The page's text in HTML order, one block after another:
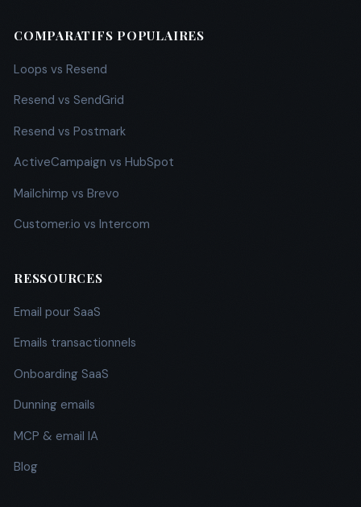
COMPARATIFS POPULAIRES
Loops vs Resend
Resend vs SendGrid
Resend vs Postmark
ActiveCampaign vs HubSpot
Mailchimp vs Brevo
Customer.io vs Intercom
RESSOURCES
Email pour SaaS
Emails transactionnels
Onboarding SaaS
Dunning emails
MCP & email IA
Blog